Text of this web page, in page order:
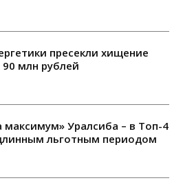
пресекли хищение
90 млн рублей
максимум» Уралсиба – в Топ-4
льготным периодом